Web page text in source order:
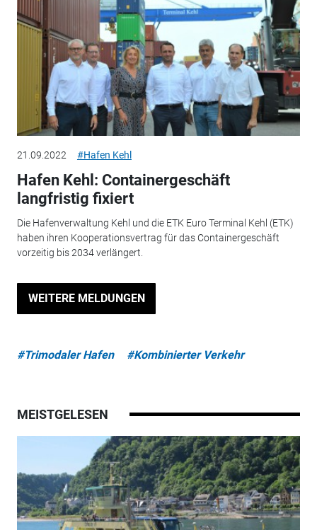
21.09.2022 #Hafen Kehl
Hafen Kehl: Containergeschäft
langfristig fixiert
Die Hafenverwaltung Kehl und die ETK Euro Terminal Kehl (ETK)
haben ihren Kooperationsvertrag für das Containergeschäft
vorzeitig bis 2034 verlängert.
WEITERE MELDUNGEN
#Trimodaler Hafen #Kombinierter Verkehr
MEISTGELESEN